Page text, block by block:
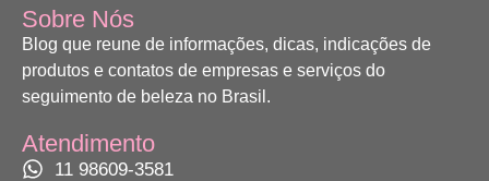
Sobre Nós
Blog que reune de informações, dicas, indicações de
produtos e contatos de empresas e serviços do
seguimento de beleza no Brasil.
Atendimento
11 98609-3581